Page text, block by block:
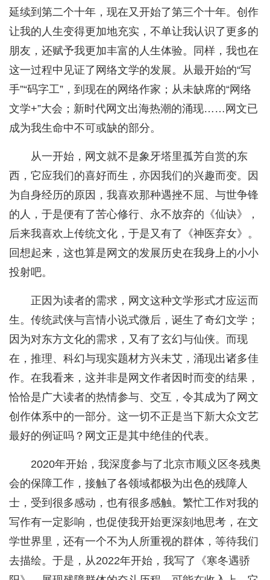
延续到第二个十年，现在又开始了第三个十年。创作
让我的人生变得更加地充实，不单让我认识了更多的
朋友，还赋予我更加丰富的人生体验。同样，我也在
这一过程中见证了网络文学的发展。从最开始的“写
手”“码字工”，到现在的网络作家；从未缺席的“网络
文学+”大会；新时代网文出海热潮的涌现……网文已
成为我生命中不可或缺的部分。
从一开始，网文就不是象牙塔里孤芳自赏的东
西，它应我们的喜好而生，亦因我们的兴趣而变。因
为自身经历的原因，我喜欢那种遇挫不屈、与世争锋
的人，于是便有了苦心修行、永不放弃的《仙诀》，
后来我喜欢上传统文化，于是又有了《神医弃女》。
回想起来，这也算是网文的发展历史在我身上的小小
投射吧。
正因为读者的需求，网文这种文学形式才应运而
生。传统武侠与言情小说式微后，诞生了奇幻文学；
因为对东方文化的需求，又有了玄幻与仙侠。而现
在，推理、科幻与现实题材方兴未艾，涌现出诸多佳
作。在我看来，这并非是网文作者因时而变的结果，
恰恰是广大读者的热情参与、交互，令其成为了网文
创作体系中的一部分。这一切不正是当下新大众文艺
最好的例证吗？网文正是其中绝佳的代表。
2020年开始，我深度参与了北京市顺义区冬残奥
会的保障工作，接触了各领域都极为出色的残障人
士，受到很多感动，也有很多感触。繁忙工作对我的
写作有一定影响，也促使我开始更深刻地思考，在文
学世界里，还有一个不为人所重视的群体，等待我们
去描绘。于是，从2022年开始，我写了《寒冬遇骄